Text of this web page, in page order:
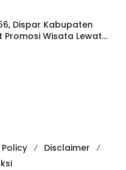
Dispar Kabupaten
Promosi Wisata Lewat
Disclaimer